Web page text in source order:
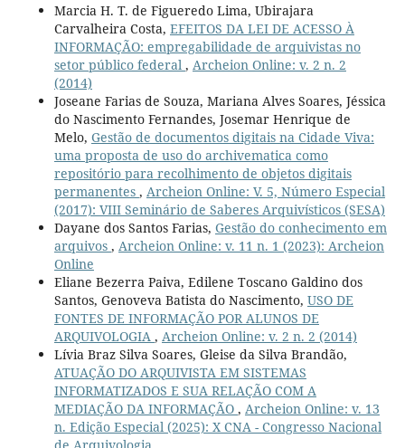
Marcia H. T. de Figueredo Lima, Ubirajara
Carvalheira Costa, EFEITOS DA LEI DE ACESSO À
INFORMAÇÃO: empregabilidade de arquivistas no
setor público federal , Archeion Online: v. 2 n. 2
(2014)
Joseane Farias de Souza, Mariana Alves Soares, Jéssica
do Nascimento Fernandes, Josemar Henrique de
Melo, Gestão de documentos digitais na Cidade Viva:
uma proposta de uso do archivematica como
repositório para recolhimento de objetos digitais
permanentes , Archeion Online: V. 5, Número Especial
(2017): VIII Seminário de Saberes Arquivísticos (SESA)
Dayane dos Santos Farias, Gestão do conhecimento em
arquivos , Archeion Online: v. 11 n. 1 (2023): Archeion
Online
Eliane Bezerra Paiva, Edilene Toscano Galdino dos
Santos, Genoveva Batista do Nascimento, USO DE
FONTES DE INFORMAÇÃO POR ALUNOS DE
ARQUIVOLOGIA , Archeion Online: v. 2 n. 2 (2014)
Lívia Braz Silva Soares, Gleise da Silva Brandão,
ATUAÇÃO DO ARQUIVISTA EM SISTEMAS
INFORMATIZADOS E SUA RELAÇÃO COM A
MEDIAÇÃO DA INFORMAÇÃO , Archeion Online: v. 13
n. Edição Especial (2025): X CNA - Congresso Nacional
de Arquivologia